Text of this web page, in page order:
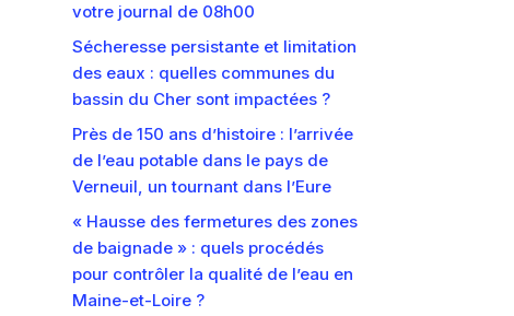
votre journal de 08h00
Sécheresse persistante et limitation
des eaux : quelles communes du
bassin du Cher sont impactées ?
Près de 150 ans d’histoire : l’arrivée
de l’eau potable dans le pays de
Verneuil, un tournant dans l’Eure
« Hausse des fermetures des zones
de baignade » : quels procédés
pour contrôler la qualité de l’eau en
Maine-et-Loire ?